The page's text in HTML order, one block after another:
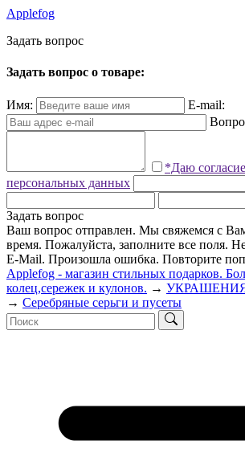
Applefog
Задать вопрос
Задать вопрос о товаре:
Имя:
E-mail:
*Даю
персональных данных
Задать вопрос
Ваш вопрос отправлен. Мы свяжемся с
время. Пожалуйста, заполните все поля.
E-Mail. Произошла ошибка. Повторите
Applefog - магазин стильных подарков.
колец,сережек и кулонов. → УКРАШЕНИЯ
→ Серебряные серьги и пусеты